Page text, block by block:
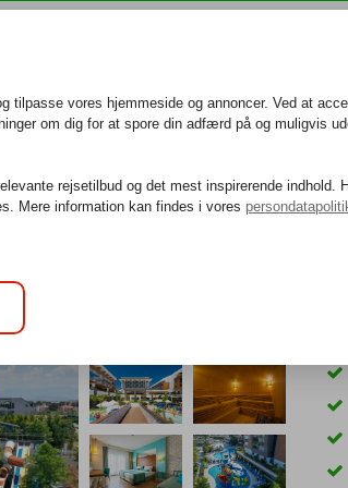
40.000 danske gæster i 2025 25 års erfaring